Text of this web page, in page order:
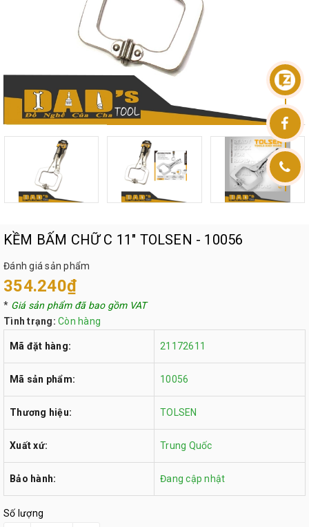
KỀM BẤM CHỮ C 11" TOLSEN - 10056
Đánh giá sản phẩm
354.240₫
* Giá sản phẩm đã bao gồm VAT
Tình trạng: Còn hàng
Mã đặt hàng: 21172611
Mã sản phẩm: 10056
Thương hiệu: TOLSEN
Xuất xứ: Trung Quốc
Bảo hành: Đang cập nhật
Số lượng